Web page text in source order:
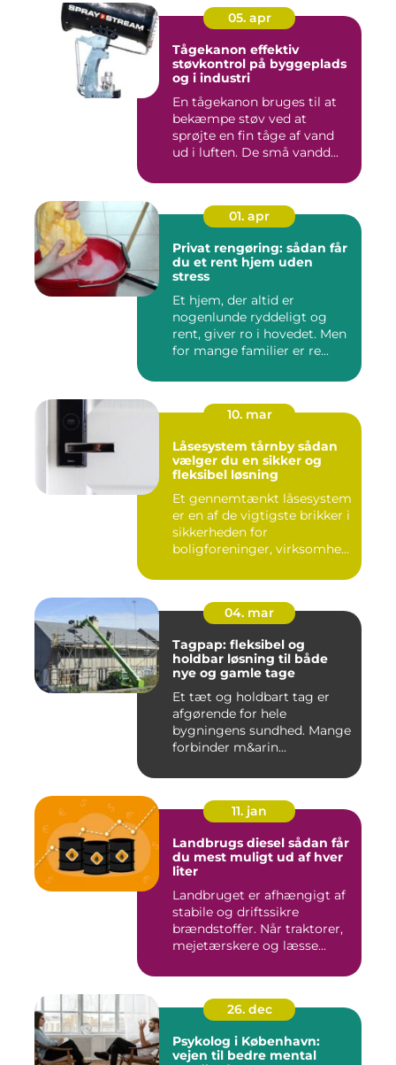
05. apr
Tågekanon effektiv
støvkontrol på byggeplads
og i industri
En tågekanon bruges til at
bekæmpe støv ved at
sprøjte en fin tåge af vand
ud i luften. De små vandd...
01. apr
Privat rengøring: sådan får
du et rent hjem uden
stress
Et hjem, der altid er
nogenlunde ryddeligt og
rent, giver ro i hovedet. Men
for mange familier er re...
10. mar
Låsesystem tårnby sådan
vælger du en sikker og
fleksibel løsning
Et gennemtænkt låsesystem
er en af de vigtigste brikker i
sikkerheden for
boligforeninger, virksomhe...
04. mar
Tagpap: fleksibel og
holdbar løsning til både
nye og gamle tage
Et tæt og holdbart tag er
afgørende for hele
bygningens sundhed. Mange
forbinder m&arin...
11. jan
Landbrugs diesel sådan får
du mest muligt ud af hver
liter
Landbruget er afhængigt af
stabile og driftssikre
brændstoffer. Når traktorer,
mejetærskere og læsse...
26. dec
Psykolog i København:
vejen til bedre mental